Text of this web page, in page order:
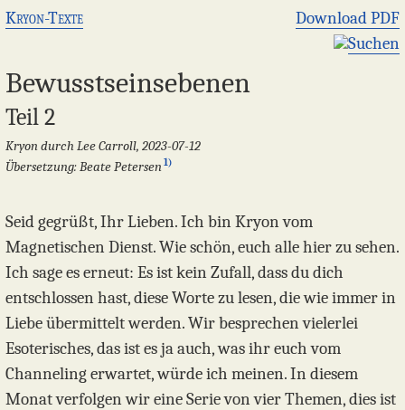
Kryon-Texte
Download PDF
Suchen
Bewusstseinsebenen
Teil 2
Kryon durch Lee Carroll, 2023-07-12
Übersetzung: Beate Petersen1)
Seid gegrüßt, Ihr Lieben. Ich bin Kryon vom
Magnetischen Dienst. Wie schön, euch alle hier zu sehen.
Ich sage es erneut: Es ist kein Zufall, dass du dich
entschlossen hast, diese Worte zu lesen, die wie immer in
Liebe übermittelt werden. Wir besprechen vielerlei
Esoterisches, das ist es ja auch, was ihr euch vom
Channeling erwartet, würde ich meinen. In diesem
Monat verfolgen wir eine Serie von vier Themen, dies ist